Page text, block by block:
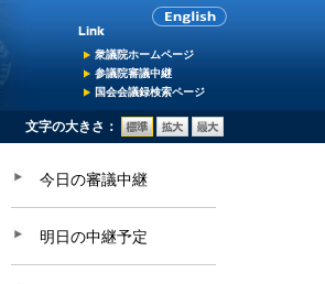
衆議院ホームページ
参議院審議中継
国会会議録検索ページ
文字の大きさ：
今日の審議中継
明日の中継予定